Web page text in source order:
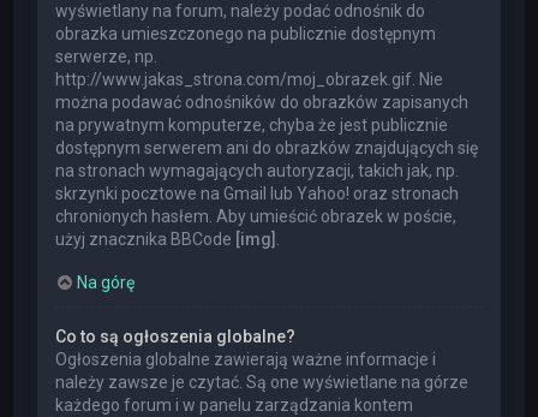
wyświetlany na forum, należy podać odnośnik do
obrazka umieszczonego na publicznie dostępnym
serwerze, np.
http://www.jakas_strona.com/moj_obrazek.gif. Nie
można podawać odnośników do obrazków zapisanych
na prywatnym komputerze, chyba że jest publicznie
dostępnym serwerem ani do obrazków znajdujących się
na stronach wymagających autoryzacji, takich jak, np.
skrzynki pocztowe na Gmail lub Yahoo! oraz stronach
chronionych hasłem. Aby umieścić obrazek w poście,
użyj znacznika BBCode [img] .
Na górę
Co to są ogłoszenia globalne?
Ogłoszenia globalne zawierają ważne informacje i
należy zawsze je czytać. Są one wyświetlane na górze
każdego forum i w panelu zarządzania kontem